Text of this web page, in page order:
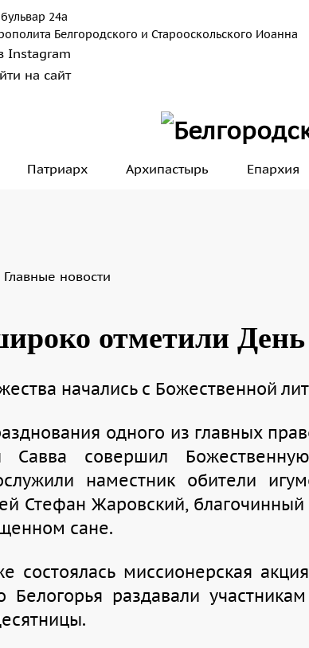
24а
Белгородского и Старооскольского Иоанна
Патриарх Архипастырь Епархия
Главные новости
отметили
начались с Божественной
одного из главных
Савва совершил
наместник обители
Стефан Жаровский,
сане.
состоялась миссионерская
Белогорья раздавали